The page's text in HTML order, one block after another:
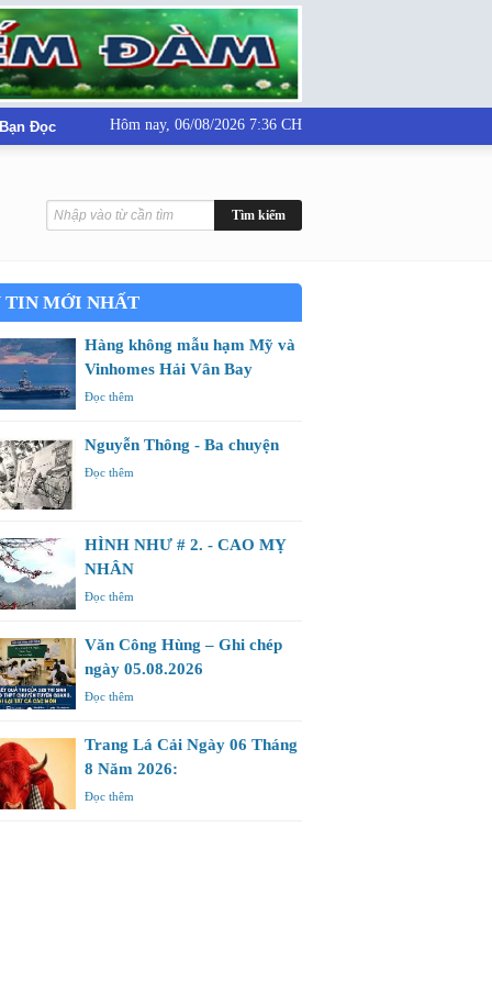
Đọc Hôm nay, 06/08/2026 7:36 CH
TIN MỚI NHẤT
Hàng không mẫu hạm Mỹ và
Vinhomes Hải Vân Bay
Đọc thêm
Nguyễn Thông - Ba chuyện
Đọc thêm
HÌNH NHƯ # 2. - CAO MỴ
NHÂN
Đọc thêm
Văn Công Hùng – Ghi chép
ngày 05.08.2026
Đọc thêm
Trang Lá Cải Ngày 06 Tháng
8 Năm 2026:
Đọc thêm